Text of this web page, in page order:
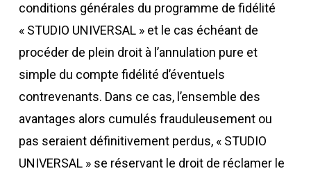
conditions générales du programme de fidélité
« STUDIO UNIVERSAL » et le cas échéant de
procéder de plein droit à l’annulation pure et
simple du compte fidélité d’éventuels
contrevenants. Dans ce cas, l’ensemble des
avantages alors cumulés frauduleusement ou
pas seraient définitivement perdus, « STUDIO
UNIVERSAL » se réservant le droit de réclamer le